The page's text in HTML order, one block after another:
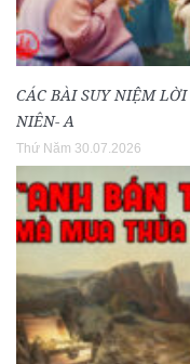
CÁC BÀI SUY NIỆM
NIÊN- A
Thứ Năm 30.07.2026